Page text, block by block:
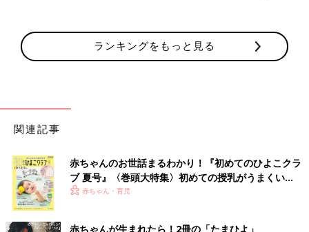
ランキングをもっと見る
関連記事
赤ちゃんのお世話まるわかり！『初めてのひよこクラ
ブ 夏号』〈巻頭大特集〉初めての授乳がうまくい
く！ おっぱい・ミルクの基本と夏のトラブル 解決テ
赤ちゃん・育児
赤ちゃんが生まれたら！2冊の「たまひよ」